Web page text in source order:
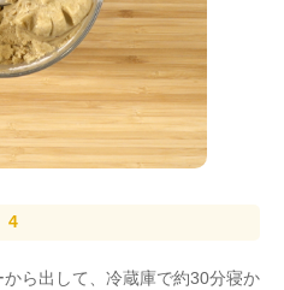
ら出して、冷蔵庫で約30分寝か